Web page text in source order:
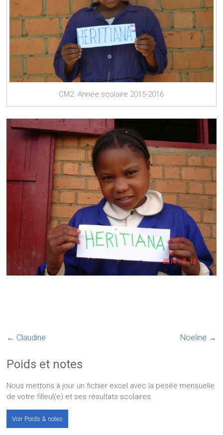
CM2. Année scolaire 2015-2016
← Claudine Noeline →
Poids et notes
Nous mettons à jour un fichier excel avec la pesée mensuelle
de votre filleul(e) et ses résultats scolaires.
Voir Poids & notes